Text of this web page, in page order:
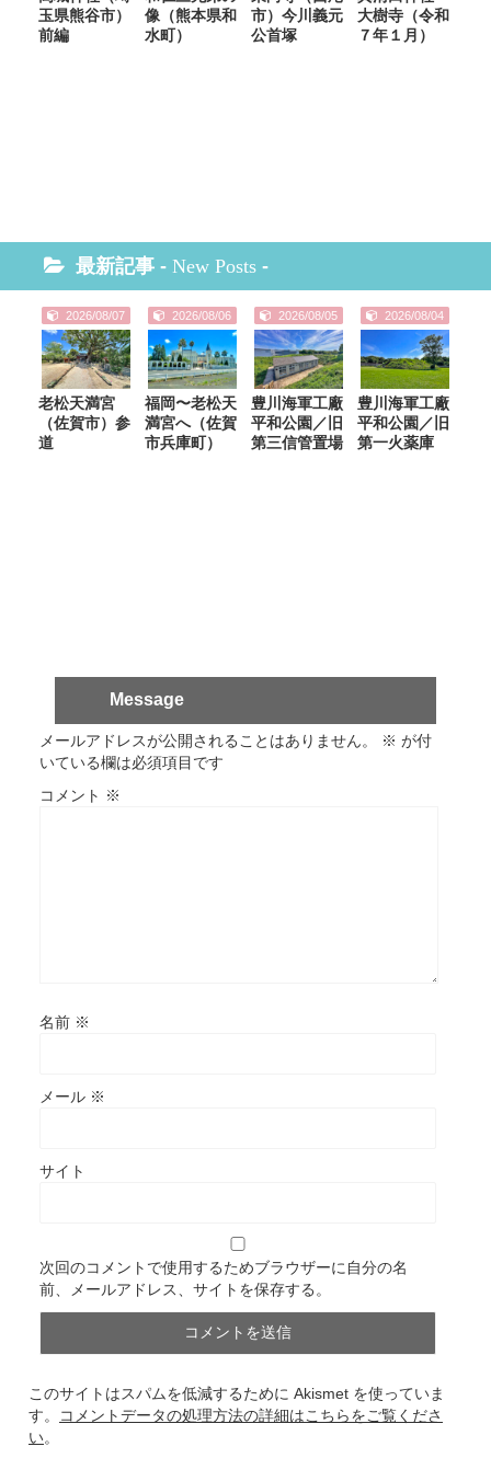
玉県熊谷市）
前編
像（熊本県和
水町）
市）今川義元
公首塚
大樹寺（令和
７年１月）
最新記事 - New Posts -
2026/08/07
老松天満宮
（佐賀市）参
道
2026/08/06
福岡〜老松天
満宮へ（佐賀
市兵庫町）
2026/08/05
豊川海軍工廠
平和公園／旧
第三信管置場
2026/08/04
豊川海軍工廠
平和公園／旧
第一火薬庫
Message
メールアドレスが公開されることはありません。 ※ が付
いている欄は必須項目です
コメント ※
名前 ※
メール ※
サイト
次回のコメントで使用するためブラウザーに自分の名
前、メールアドレス、サイトを保存する。
このサイトはスパムを低減するために Akismet を使っていま
す。
コメントデータの処理方法の詳細はこちらをご覧くださ
い。